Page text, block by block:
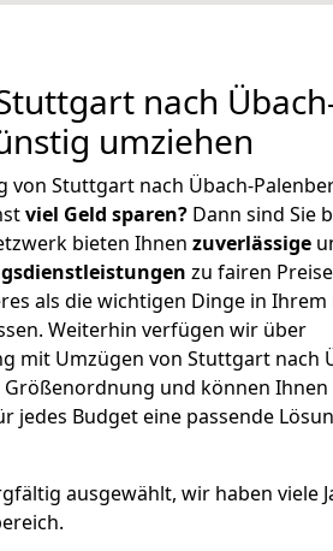
nach
umziehen
von Stuttgart nach Übach-
viel Geld sparen? Dann sind Sie
bieten Ihnen zuverlässige
zu fairen
als die wichtigen Dinge in Ihrem
Weiterhin verfügen wir über
mit Umzügen von Stuttgart nach
und können
jedes Budget eine passende
ausgewählt, wir haben viele